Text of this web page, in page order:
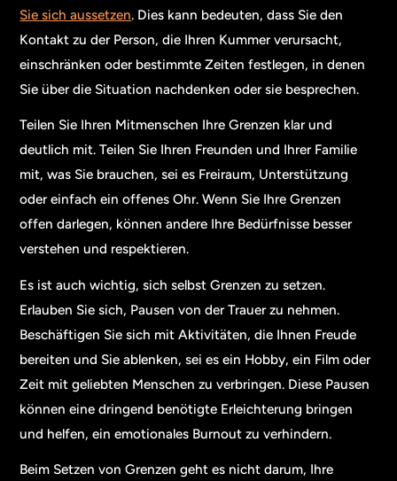
Sie sich aussetzen. Dies kann bedeuten, dass Sie den
Kontakt zu der Person, die Ihren Kummer verursacht,
einschränken oder bestimmte Zeiten festlegen, in denen
Sie über die Situation nachdenken oder sie besprechen.
Teilen Sie Ihren Mitmenschen Ihre Grenzen klar und
deutlich mit. Teilen Sie Ihren Freunden und Ihrer Familie
mit, was Sie brauchen, sei es Freiraum, Unterstützung
oder einfach ein offenes Ohr. Wenn Sie Ihre Grenzen
offen darlegen, können andere Ihre Bedürfnisse besser
verstehen und respektieren.
Es ist auch wichtig, sich selbst Grenzen zu setzen.
Erlauben Sie sich, Pausen von der Trauer zu nehmen.
Beschäftigen Sie sich mit Aktivitäten, die Ihnen Freude
bereiten und Sie ablenken, sei es ein Hobby, ein Film oder
Zeit mit geliebten Menschen zu verbringen. Diese Pausen
können eine dringend benötigte Erleichterung bringen
und helfen, ein emotionales Burnout zu verhindern.
Beim Setzen von Grenzen geht es nicht darum, Ihre